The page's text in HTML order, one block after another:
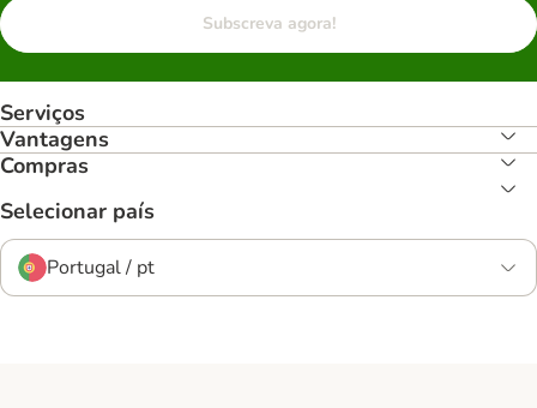
Subscreva agora!
Serviços
Vantagens
Compras
Selecionar país
Portugal / pt